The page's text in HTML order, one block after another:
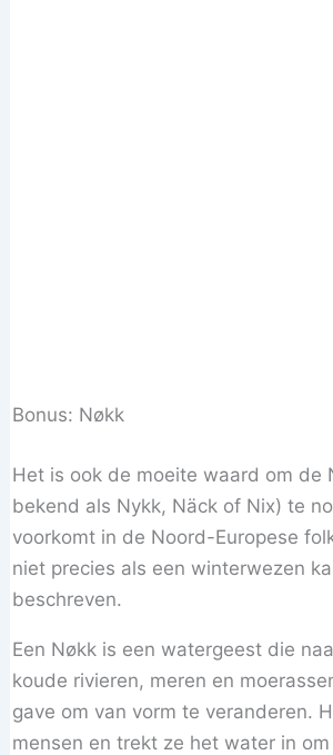
Bonus: Nøkk
Het is ook de moeite waard om de
bekend als Nykk, Näck of Nix) te
voorkomt in de Noord-Europese
niet precies als een winterwezen
beschreven.
Een Nøkk is een watergeest die
koude rivieren, meren en
gave om van vorm te veranderen.
mensen en trekt ze het water in